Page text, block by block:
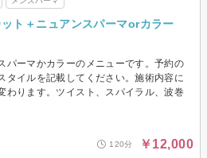
ット＋ニュアンスパーマorカラー
パーマかカラーのメニューです。予約の
タイルを記載してください。施術内容に
わります。ツイスト、スパイラル、波巻
120分 ￥12,000